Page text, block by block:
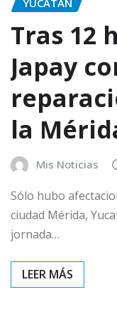
YUCATÁN
Tras 12
Japay
la
Mis Noticias
Sólo hubo
ciudad Mérida,
jornada…